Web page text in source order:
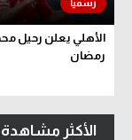
الأهلي يعلن رحيل
رمضان
الأكثر مشاهدة